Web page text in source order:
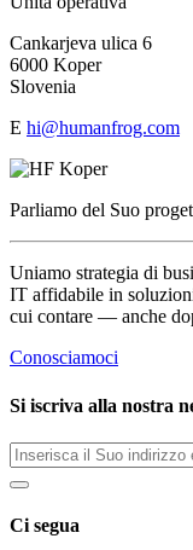
Cankarjeva ulica 6
6000 Koper
Slovenia
E hi@humanfrog.com
Parliamo del Suo
Uniamo strategia di
IT affidabile in
cui contare — anche
Conosciamoci
Si iscriva alla nostra
Ci segua